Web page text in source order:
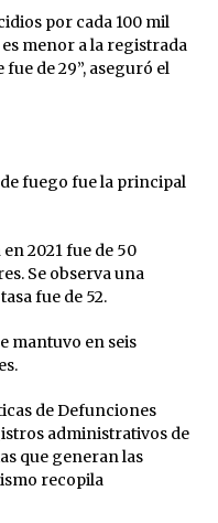
por cada 100 mil
menor a la registrada
de 29”, aseguró el
fuego fue la principal
2021 fue de 50
Se observa una
fue de 52.
mantuvo en seis
de Defunciones
administrativos de
que generan las
recopila